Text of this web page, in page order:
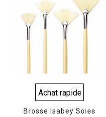
Achat rapide
Brosse Isabey Soies